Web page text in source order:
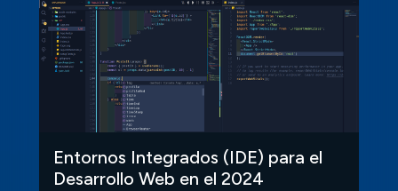
Entornos Integrados (IDE) para el
Desarrollo Web en el 2024